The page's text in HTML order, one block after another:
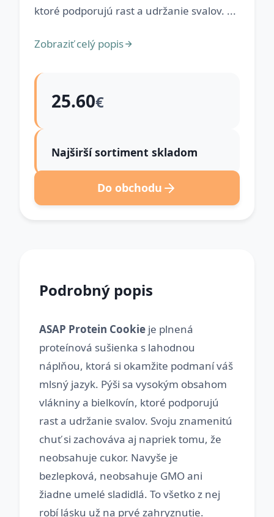
ktoré podporujú rast a udržanie svalov. ...
Zobraziť celý popis
25.60€
Najširší sortiment skladom
Do obchodu
Podrobný popis
ASAP Protein Cookie je plnená
proteínová sušienka s lahodnou
náplňou, ktorá si okamžite podmaní váš
mlsný jazyk. Pýši sa vysokým obsahom
vlákniny a bielkovín, ktoré podporujú
rast a udržanie svalov. Svoju znamenitú
chuť si zachováva aj napriek tomu, že
neobsahuje cukor. Navyše je
bezlepková, neobsahuje GMO ani
žiadne umelé sladidlá. To všetko z nej